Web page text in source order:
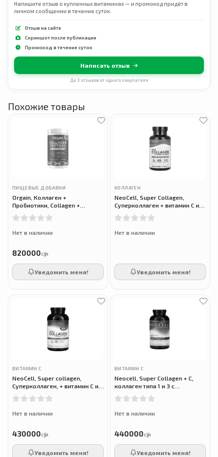
Напишите отзыв о купленных витаминах — и промокод придёт в
личном сообщении в течение суток.
Отзыв на сайте
Скриншот после публикации
Промокод в течение суток
Написать отзыв
До 3 отзывов от одного покупателя
Похожие товары
ПИЩЕВЫЕ ДОБАВКИ
Orgain, Коллаген +
Пробиотики, Collagen +
Нет в наличии
820000сӯм
Уведомить меня!
КОЛЛАГЕН
NeoCell, Super Collagen,
Суперколлаген + витамин C и
Нет в наличии
Уведомить меня!
ВИТАМИН С
NeoCell, Super collagen,
Суперколлаген, + витамин C и
биотин, 270 таблеток
Нет в наличии
430000сӯм
Уведомить меня!
ВИТАМИН С
Neocell, Super Collagen + C,
коллаген типа 1 и 3 с
витамином C, 360 таблеток
Нет в наличии
440000сӯм
Уведомить меня!